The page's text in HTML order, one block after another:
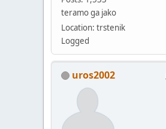
teramo ga jako
Location: trstenik
Logged
uros2002